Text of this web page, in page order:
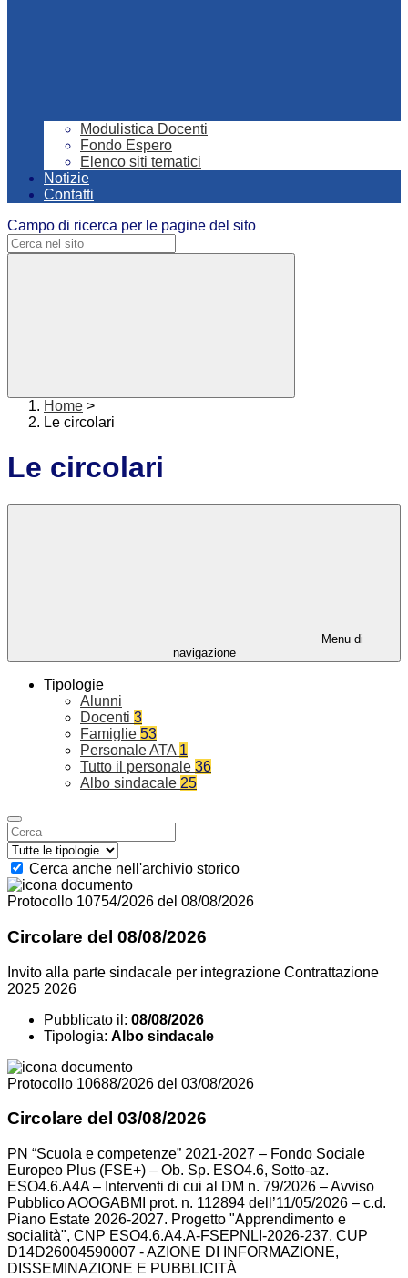
Modulistica Docenti
Fondo Espero
Elenco siti tematici
Notizie
Contatti
Campo di ricerca per le pagine del sito
Home >
Le circolari
Le circolari
Menu di
navigazione
Tipologie
Alunni
Docenti 3
Famiglie 53
Personale ATA 1
Tutto il personale 36
Albo sindacale 25
Cerca anche nell'archivio storico
Protocollo 10754/2026 del 08/08/2026
Circolare del 08/08/2026
Invito alla parte sindacale per integrazione Contrattazione
2025 2026
Pubblicato il: 08/08/2026
Tipologia: Albo sindacale
Protocollo 10688/2026 del 03/08/2026
Circolare del 03/08/2026
PN “Scuola e competenze” 2021-2027 – Fondo Sociale
Europeo Plus (FSE+) – Ob. Sp. ESO4.6, Sotto-az.
ESO4.6.A4A – Interventi di cui al DM n. 79/2026 – Avviso
Pubblico AOOGABMI prot. n. 112894 dell’11/05/2026 – c.d.
Piano Estate 2026-2027. Progetto "Apprendimento e
socialità", CNP ESO4.6.A4.A-FSEPNLI-2026-237, CUP
D14D26004590007 - AZIONE DI INFORMAZIONE,
DISSEMINAZIONE E PUBBLICITÀ